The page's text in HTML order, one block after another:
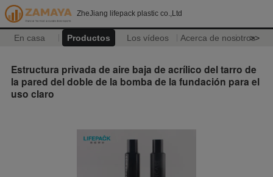
ZheJiang lifepack plastic co.,Ltd
En casa Productos Los vídeos Acerca de nosotros>>
Estructura privada de aire baja de acrílico del tarro de
la pared del doble de la bomba de la fundación para el
uso claro